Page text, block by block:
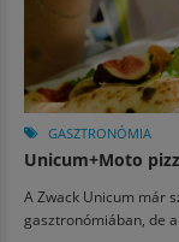
GASZTRONÓMIA
Unicum+Moto
A Zwack Unicum már
gasztronómiában, de